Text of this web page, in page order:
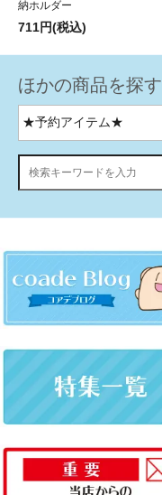
納ホルダー
711円(税込)
ほかの商品を探す